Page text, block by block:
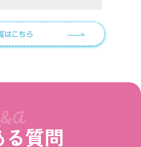
はこちら
る質問